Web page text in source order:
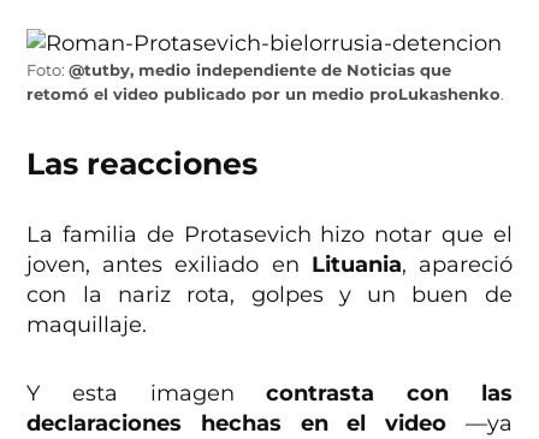
Foto:@tutby, medio independiente de Noticias que
retomó el video publicado por un medio proLukashenko.
Las reacciones
La familia de Protasevich hizo notar que el
joven, antes exiliado en Lituania, apareció
con la nariz rota, golpes y un buen de
maquillaje.
Y esta imagen contrasta con las
declaraciones hechas en el video—ya